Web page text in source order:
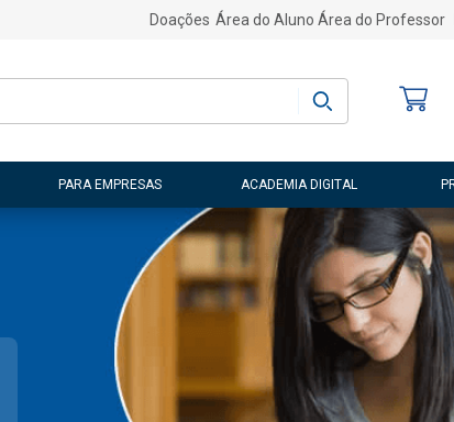
Doações Área do Aluno Área do Professor
PARA EMPRESAS ACADEMIA DIGITAL